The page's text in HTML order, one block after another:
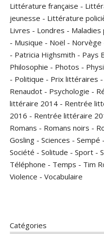
Littérature française -
jeunesse - Littérature
Livres - Londres - Maladies
- Musique - Noël - Norvège
- Patricia Highsmith - Pays
Philosophie - Photos -
- Politique - Prix littéraires -
Renaudot - Psychologie -
littéraire 2014 - Rentrée
2016 - Rentrée littéraire
Romans - Romans noirs -
Gosling - Sciences - Sempé -
Société - Solitude - Sport -
Téléphone - Temps - Tim
Violence - Vocabulaire
Catégories